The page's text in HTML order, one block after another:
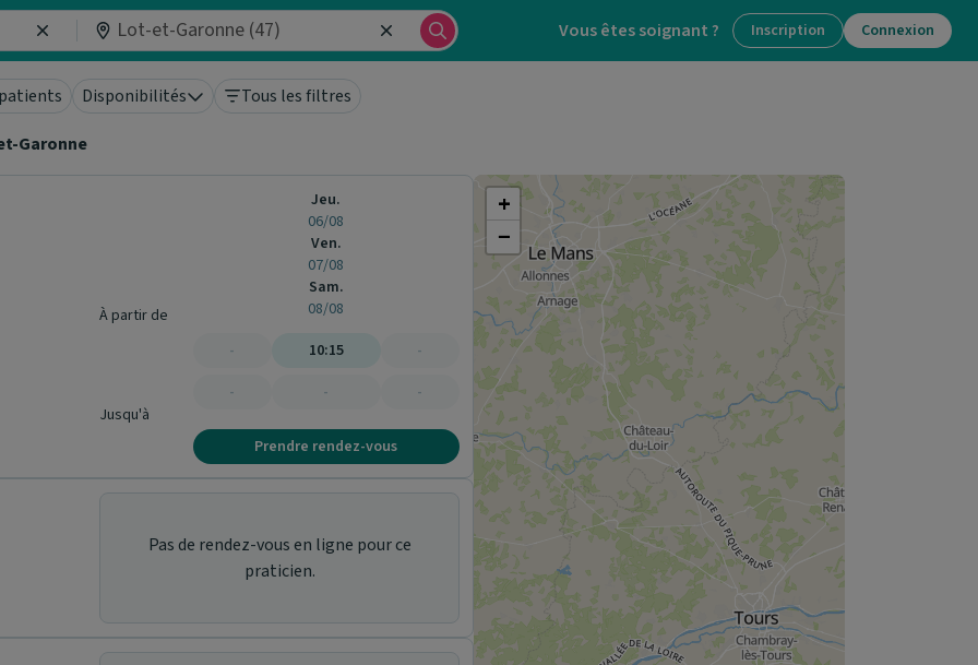
Vous êtes soignant ? Inscription Connexion
Disponibilités
Tous les filtres
Garonne
À partir de
Jusqu'à
Jeu.
06/08
Ven.
07/08
Sam.
08/08
-
-
10:15
-
-
-
Prendre rendez-vous
Pas de rendez-vous en ligne pour ce
praticien.
+
−